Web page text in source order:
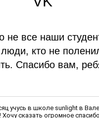
не все наши
кто не
Спасибо вам,
учусь в школе sunlight в
Хочу сказать огромное